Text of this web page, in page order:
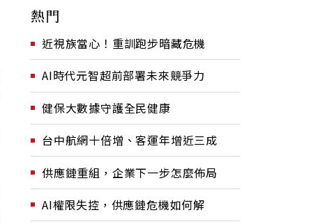
熱門
近視族當心！重訓跑步暗藏危機
AI時代元智超前部署未來競爭力
健保大數據守護全民健康
台中航網十倍增、客運年增近三成
供應鏈重組，企業下一步怎麼佈局
AI權限失控，供應鏈危機如何解